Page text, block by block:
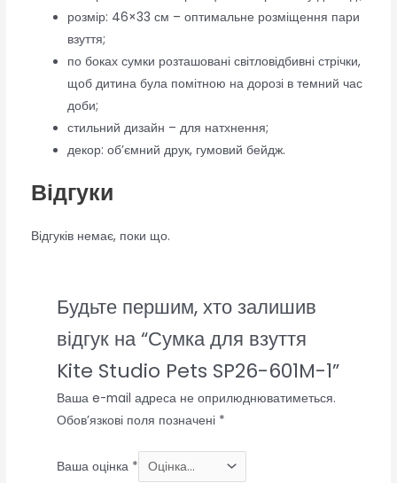
розмір: 46×33 см – оптимальне розміщення пари
взуття;
по боках сумки розташовані світловідбивні стрічки,
щоб дитина була помітною на дорозі в темний час
доби;
стильний дизайн – для натхнення;
декор: об’ємний друк, гумовий бейдж.
Відгуки
Відгуків немає, поки що.
Будьте першим, хто залишив
відгук на “Сумка для взуття
Kite Studio Pets SP26-601M-1”
Ваша e-mail адреса не оприлюднюватиметься.
Обов’язкові поля позначені *
Ваша оцінка *